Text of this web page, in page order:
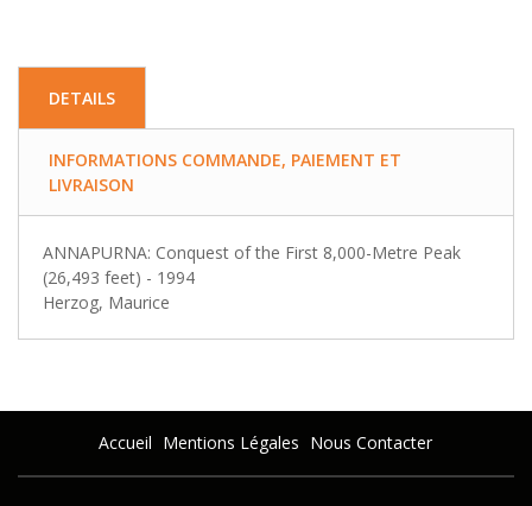
DETAILS
INFORMATIONS COMMANDE, PAIEMENT ET
LIVRAISON
ANNAPURNA: Conquest of the First 8,000-Metre Peak
(26,493 feet) - 1994
Herzog, Maurice
Accueil Mentions Légales Nous Contacter